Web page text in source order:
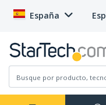
España